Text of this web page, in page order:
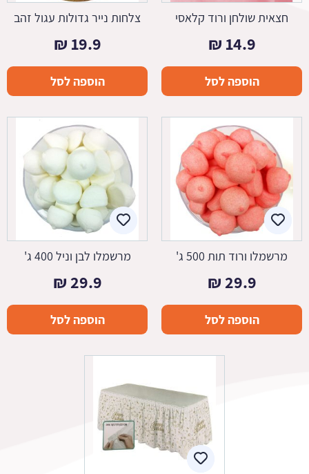
חצאית שולחן ורוד קלאסי
14.9
₪
הוספה לסל
צלחות נייר גדולות עגול זהב
19.9
₪
הוספה לסל
מרשמלו ורוד תות 500 ג'
29.9
₪
הוספה לסל
מרשמלו לבן וניל 400 ג'
29.9
₪
הוספה לסל